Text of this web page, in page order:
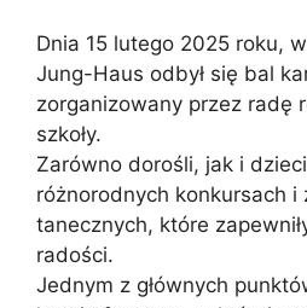
Dnia 15 lutego 2025 roku,
Jung-Haus odbył się bal
zorganizowany przez radę
szkoły.
Zarówno dorośli, jak i
różnorodnych konkursach i
tanecznych, które
radości.
Jednym z głównych